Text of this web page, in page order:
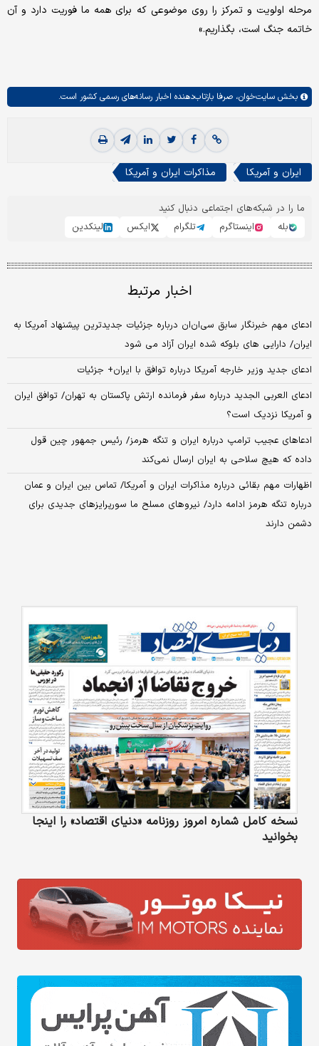
مرحله اولویت و تمرکز را روی موضوعی که برای همه ما فوریت دارد و آن
خاتمه جنگ است، بگذاریم.»
بخش سایت‌خوان، صرفا بازتاب‌دهنده اخبار رسانه‌های رسمی کشور است.
ایران و آمریکا مذاکرات ایران و آمریکا
ما را در شبکه‌های اجتماعی دنبال کنید
بله
اینستاگرم تلگرام ایکس لینکدین
اخبار مرتبط
ادعای مهم خبرنگار سابق سی‌ان‌ان درباره جزئیات جدیدترین پیشنهاد آمریکا به
ایران/ دارایی‌ های بلوکه‌ شده ایران آزاد می شود
ادعای جدید وزیر خارجه آمریکا درباره توافق با ایران+ جزئیات
ادعای العربی الجدید درباره سفر فرمانده ارتش پاکستان به تهران/ توافق ایران
و آمریکا نزدیک است؟
ادعاهای عجیب ترامپ درباره ایران و تنگه هرمز/ رئیس‌ جمهور چین قول
داده که هیچ سلاحی به ایران ارسال نمی‌کند
اظهارات مهم بقائی درباره مذاکرات ایران و آمریکا/ تماس بین ایران و عمان
درباره تنگه هرمز ادامه دارد/ نیروهای مسلح ما سورپرایزهای جدیدی برای
دشمن دارند
نسخه کامل شماره امروز روزنامه «دنیای‌ اقتصاد» را اینجا
بخوانید